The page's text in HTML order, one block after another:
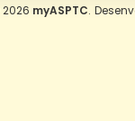
myASPTC.